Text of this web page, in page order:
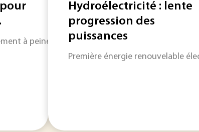
pour
à peine 3 % de la production d’électricité
Hydroélectricité : lente
progression des
puissances
Première énergie renouvelable